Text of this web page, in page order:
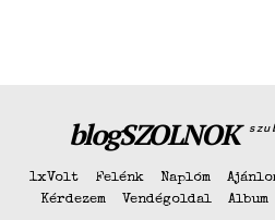
blogSZOLNOK
1xVolt Felénk Naplóm
Kérdezem
Vendégoldal Album